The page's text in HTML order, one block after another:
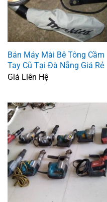
Bán Máy Mài Bê Tông Cầm
Tay Cũ Tại Đà Nẵng Giá Rẻ
Giá Liên Hệ